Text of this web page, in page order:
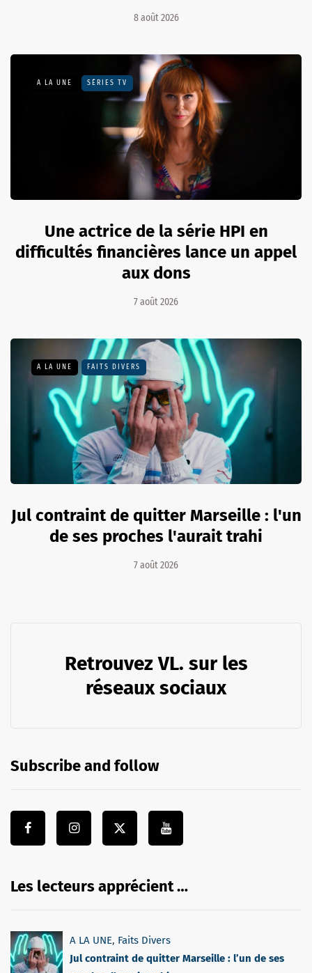
8 août 2026
A LA UNE SÉRIES TV
Une actrice de la série HPI en
difficultés financières lance un appel
aux dons
7 août 2026
A LA UNE FAITS DIVERS
Jul contraint de quitter Marseille : l'un
de ses proches l'aurait trahi
7 août 2026
Retrouvez VL. sur les
réseaux sociaux
Subscribe and follow
Les lecteurs apprécient …
A LA UNE, Faits Divers
Jul contraint de quitter Marseille : l’un de ses